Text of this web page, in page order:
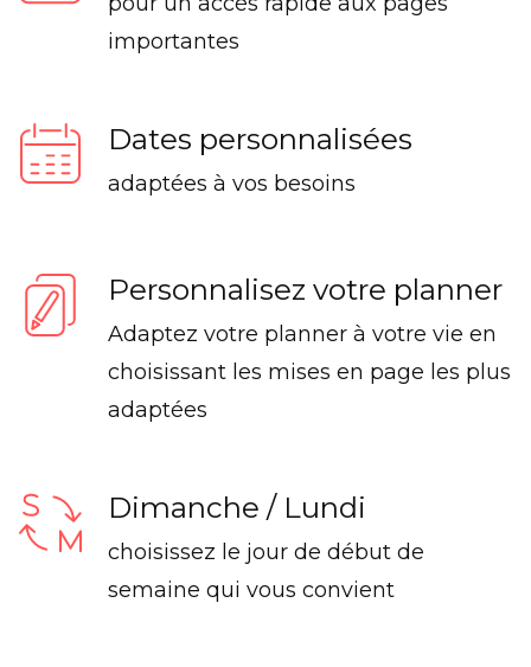
importantes
Dates personnalisées
adaptées à vos besoins
Personnalisez votre planner
Adaptez votre planner à votre vie en
choisissant les mises en page les plus
adaptées
Dimanche / Lundi
choisissez le jour de début de
semaine qui vous convient